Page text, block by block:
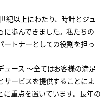
紀以上にわたり、時計とジュ
に歩んできました。私たちの
ートナーとしての役割を担っ
ース ～全てはお客様の満足
サービスを提供することによ
に重点を置いています。長年の